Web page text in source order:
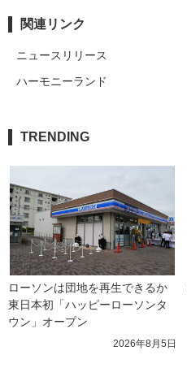
関連リンク
ニュースリリース
ハーモニーランド
TRENDING
ローソンは団地を再生できるか
東日本初「ハッピーローソンタ
ウン」オープン
2026年8月5日